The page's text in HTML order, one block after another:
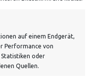
auf einem Endgerät,
Performance von
Statistiken oder
Quellen.
18:00 Uhr